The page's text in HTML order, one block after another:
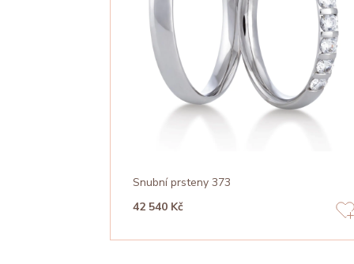
Snubní prsteny 373
42 540 Kč